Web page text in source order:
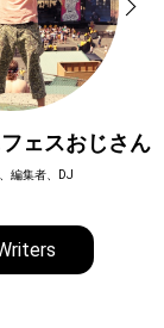
スおじさん
、DJ